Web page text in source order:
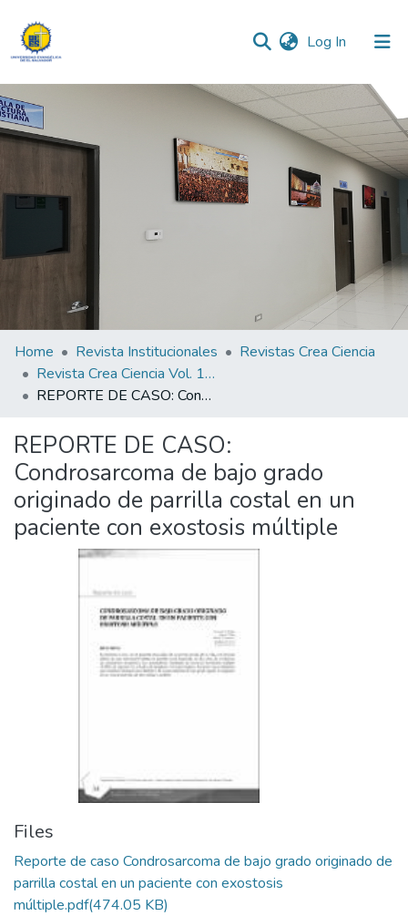
Log In (current)
Communities & Collections
All of DSpace
Home Revista Institucionales
Revistas Crea Ciencia
Revista Crea Ciencia Vol. 10 N° 1
REPORTE DE CASO: Condrosarcoma de bajo grado originado de parrilla costal en un paciente con exostosis múltiple
REPORTE DE CASO:
Condrosarcoma de bajo grado
originado de parrilla costal en un
paciente con exostosis múltiple
Files
Reporte de caso Condrosarcoma de bajo grado originado de
parrilla costal en un paciente con exostosis
múltiple.pdf(474.05 KB)